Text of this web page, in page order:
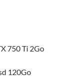
750 Ti 2Go
120Go